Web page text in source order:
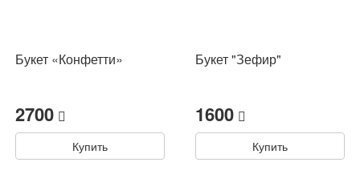
Букет «Конфетти»
2700
Купить
Букет "Зефир"
1600
Купить